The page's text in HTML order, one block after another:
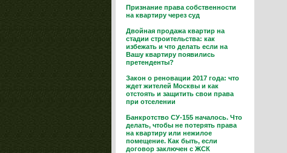
Признание права собственности
на квартиру через суд
Двойная продажа квартир на
стадии строительства: как
избежать и что делать если на
Вашу квартиру появились
претенденты?
Закон о реновации 2017 года: что
ждет жителей Москвы и как
отстоять и защитить свои права
при отселении
Банкротство СУ-155 началось. Что
делать, чтобы не потерять права
на квартиру или нежилое
помещение. Как быть, если
договор заключен с ЖСК